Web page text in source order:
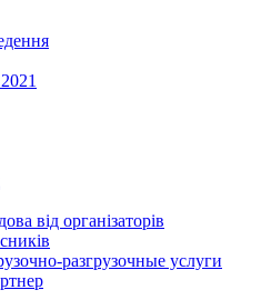
від організаторів
разгрузочные услуги
📌